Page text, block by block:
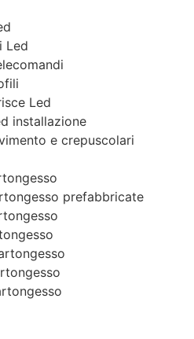
Led
Led
installazione
e crepuscolari
prefabbricate